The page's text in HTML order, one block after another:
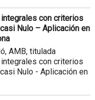
con criterios
Nulo – Aplicación en
AMB, titulada
con criterios
Nulo - Aplicación en